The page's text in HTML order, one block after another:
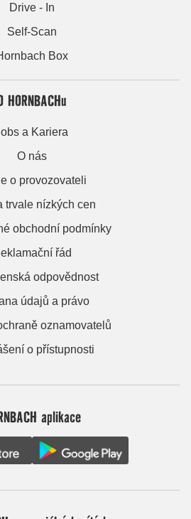
Drive - In
Self-Scan
Box
HORNBACHu
a Kariera
O nás
o provozovateli
trvale nízkých cen
obchodní podmínky
řád
odpovědnost
údajů a právo
oznamovatelů
o přístupnosti
aplikace